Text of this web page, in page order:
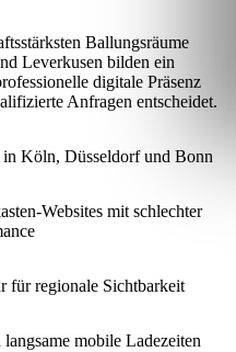
Ballungsräume
Leverkusen bilden ein
digitale Präsenz
Anfragen entscheidet.
Köln, Düsseldorf und Bonn
Websites mit schlechter
für regionale Sichtbarkeit
mobile Ladezeiten